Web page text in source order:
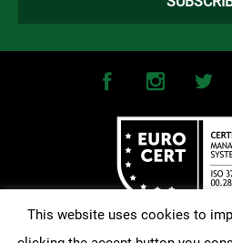
This website uses cookies to